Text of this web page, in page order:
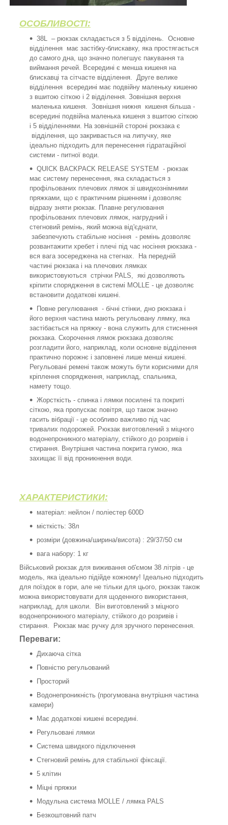
ОСОБЛИВОСТІ:
38L – рюкзак складається з 5 відділень. Основне
відділення має застібку-блискавку, яка простягається
до самого дна, що значно полегшує пакування та
виймання речей. Всередині є менша кишеня на
блискавці та сітчасте відділення. Друге велике
відділення всередині має подвійну маленьку кишеню
з вшитою сіткою і 2 відділення. Зовнішня верхня
маленька кишеня. Зовнішня нижня кишеня більша -
всередині подвійна маленька кишеня з вшитою сіткою
і 5 відділеннями. На зовнішній стороні рюкзака є
відділення, що закривається на липучку, яке
ідеально підходить для перенесення гідратаційної
системи - питної води.
QUICK BACKPACK RELEASE SYSTEM - рюкзак
має систему перенесення, яка складається з
профільованих плечових лямок зі швидкознімними
пряжками, що є практичним рішенням і дозволяє
відразу зняти рюкзак. Плавне регулювання
профільованих плечових лямок, нагрудний і
стегновий ремінь, який можна від'єднати,
забезпечують стабільне носіння - ремінь дозволяє
розвантажити хребет і плечі під час носіння рюкзака -
вся вага зосереджена на стегнах. На передній
частині рюкзака і на плечових лямках
використовуються стрічки PALS, які дозволяють
кріпити спорядження в системі MOLLE - це дозволяє
встановити додаткові кишені.
Повне регулювання - бічні стінки, дно рюкзака і
його верхня частина мають регульовану лямку, яка
застібається на пряжку - вона служить для стиснення
рюкзака. Скорочення лямок рюкзака дозволяє
розгладити його, наприклад, коли основне відділення
практично порожнє і заповнені лише менші кишені.
Регульовані ремені також можуть бути корисними для
кріплення спорядження, наприклад, спальника,
намету тощо.
Жорсткість - спинка і лямки посилені та покриті
сіткою, яка пропускає повітря, що також значно
гасить вібрації - це особливо важливо під час
тривалих подорожей. Рюкзак виготовлений з міцного
водонепроникного матеріалу, стійкого до розривів і
стирання. Внутрішня частина покрита гумою, яка
захищає її від проникнення води.
ХАРАКТЕРИСТИКИ:
матеріал: нейлон / поліестер 600D
місткість: 38л
розміри (довжина/ширина/висота) : 29/37/50 см
вага набору: 1 кг
Військовий рюкзак для виживання об'ємом 38 літрів - це
модель, яка ідеально підійде кожному! Ідеально підходить
для поїздок в гори, але не тільки для цього, рюкзак також
можна використовувати для щоденного використання,
наприклад, для школи. Він виготовлений з міцного
водонепроникного матеріалу, стійкого до розривів і
стирання. Рюкзак має ручку для зручного перенесення.
Переваги:
Дихаюча сітка
Повністю регульований
Просторий
Водонепроникність (прогумована внутрішня частина
камери)
Має додаткові кишені всередині.
Регульовані лямки
Система швидкого підключення
Стегновий ремінь для стабільної фіксації.
5 клітин
Міцні пряжки
Модульна система MOLLE / лямка PALS
Безкоштовний патч